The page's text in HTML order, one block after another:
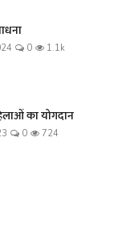
0 1.1k
का योगदान
0 724